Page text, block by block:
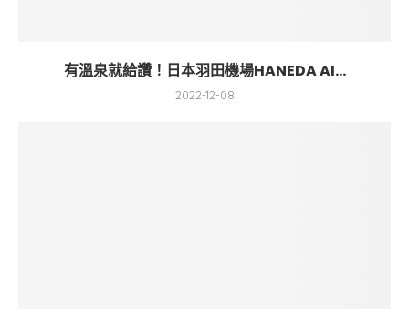
有溫泉就給讚！日本羽田機場HANEDA AI...
2022-12-08